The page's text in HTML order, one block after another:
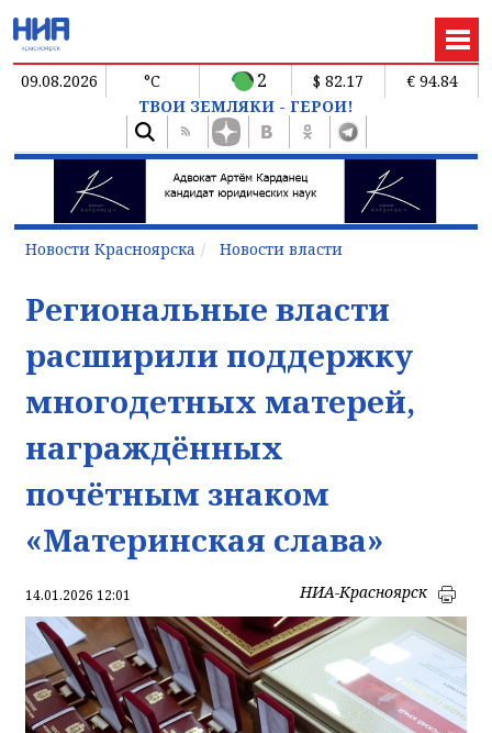
09.08.2026 °C 2 $ 82.17
€ 94.84
ТВОИ ЗЕМЛЯКИ - ГЕРОИ!
Новости Красноярска Новости власти
Региональные власти
расширили поддержку
многодетных матерей,
награждённых
почётным знаком
«Материнская слава»
14.01.2026 12:01 НИА-Красноярск